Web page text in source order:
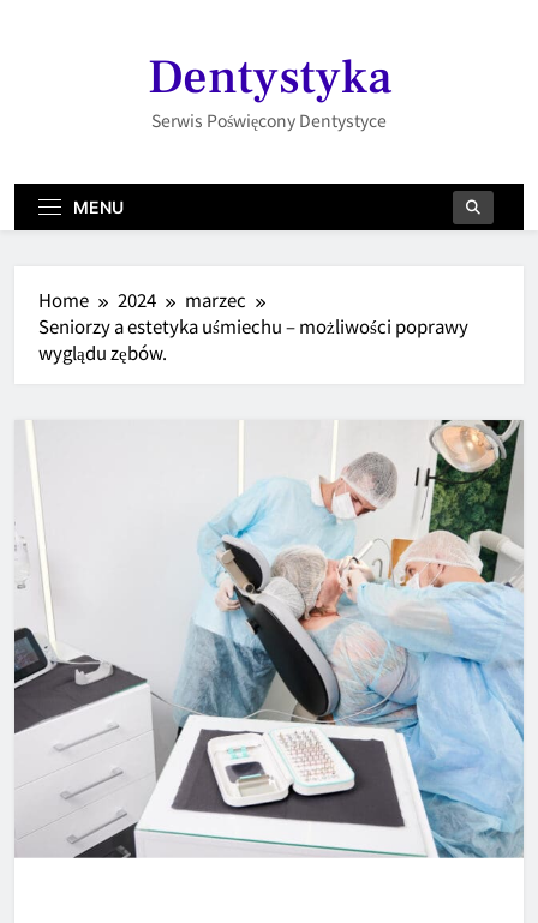
Dentystyka
Serwis Poświęcony Dentystyce
MENU
Home 2024
marzec
Seniorzy a estetyka uśmiechu – możliwości poprawy
wyglądu zębów.